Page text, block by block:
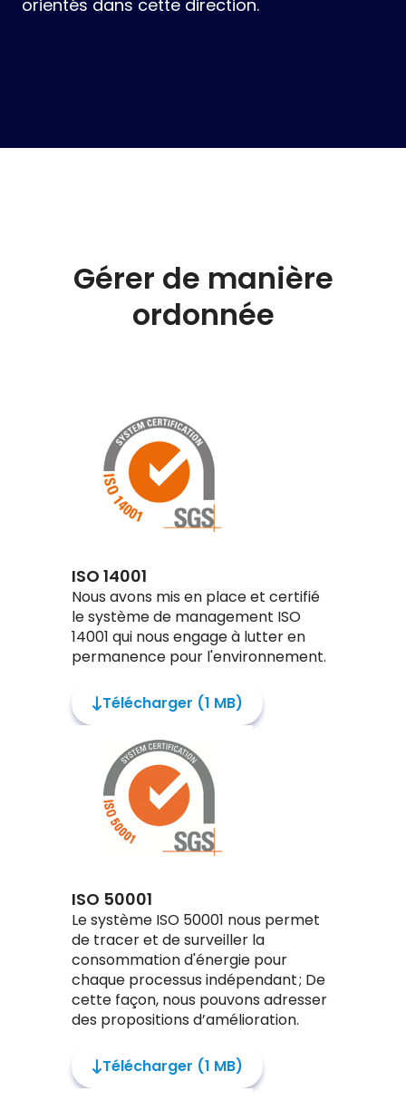
À Ribarroja (Valence) et Retamosa (Tolède),
Gérer de manière
ISO 14001
Nous avons mis en place et certifié
le système de management ISO
permanence pour l'environnement.
Télécharger (1 MB)
ISO 50001
Le système ISO 50001 nous permet
de tracer et de surveiller la
consommation d'énergie pour
chaque processus indépendant ; De
des propositions d’amélioration.